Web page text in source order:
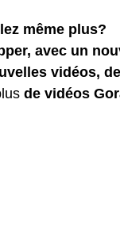
même plus?
avec un
vidéos,
de vidéos